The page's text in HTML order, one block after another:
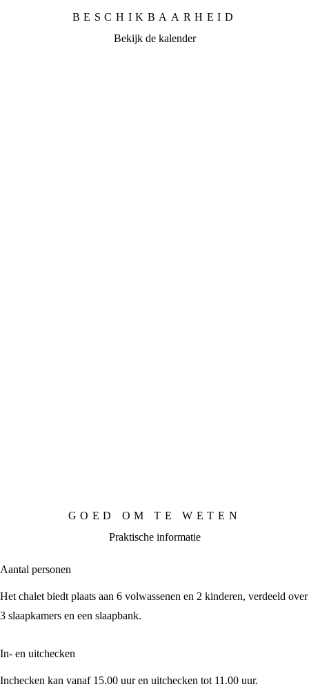
BESCHIKBAARHEID
Bekijk de kalender
GOED OM TE WETEN
Praktische informatie
Aantal personen
Het chalet biedt plaats aan 6 volwassenen en 2 kinderen, verdeeld over
3 slaapkamers en een slaapbank.
In- en uitchecken
Inchecken kan vanaf 15.00 uur en uitchecken tot 11.00 uur.